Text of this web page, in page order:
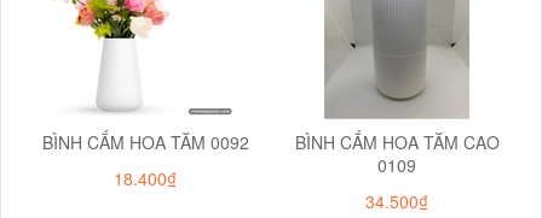
BÌNH CẮM HOA TĂM 0092
18.400₫
BÌNH CẮM HOA TĂM CAO
0109
34.500₫